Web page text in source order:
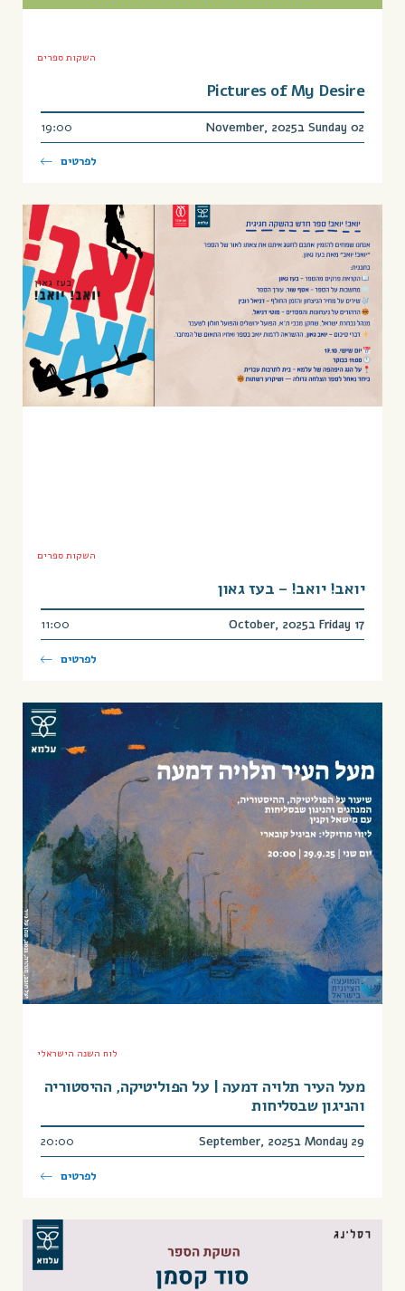
השקות ספרים
Pictures of My Desire
Sunday 02 בNovember, 2025 19:00
לפרטים
השקות ספרים
יואב! יואב! – בעז גאון
Friday 17 בOctober, 2025 11:00
לפרטים
לוח השנה הישראלי
מעל העיר תלויה דמעה | על הפוליטיקה, ההיסטוריה
והניגון שבסליחות
Monday 29 בSeptember, 2025 20:00
לפרטים